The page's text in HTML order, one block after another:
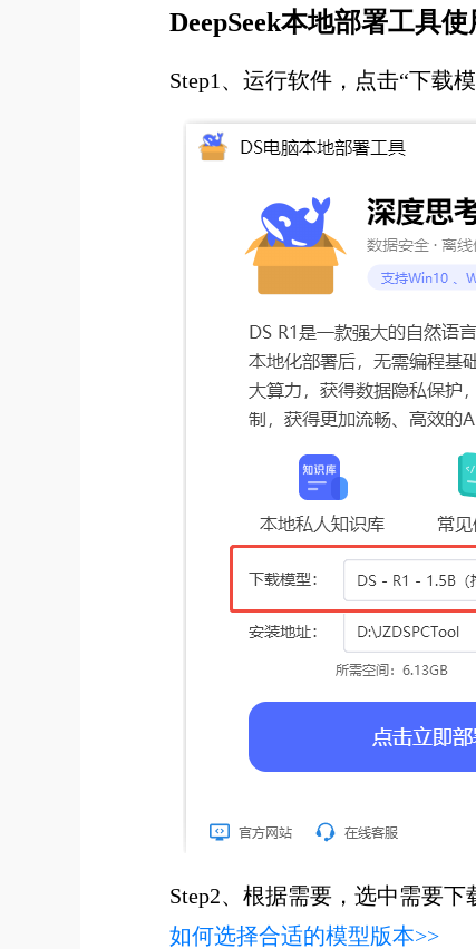
DeepSeek本地部署工具使
Step1、运行软件，点击“下载
Step2、根据需要，选中需要下
如何选择合适的模型版本>>